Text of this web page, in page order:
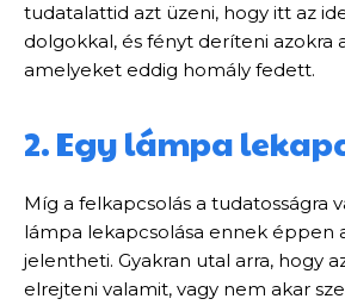
tudatalattid azt üzeni, hogy itt az
dolgokkal, és fényt deríteni azokra
amelyeket eddig homály fedett.
2. Egy lámpa
Míg a felkapcsolás a tudatosságra
lámpa lekapcsolása ennek éppen
jelentheti. Gyakran utal arra, hogy
elrejteni valamit, vagy nem akar